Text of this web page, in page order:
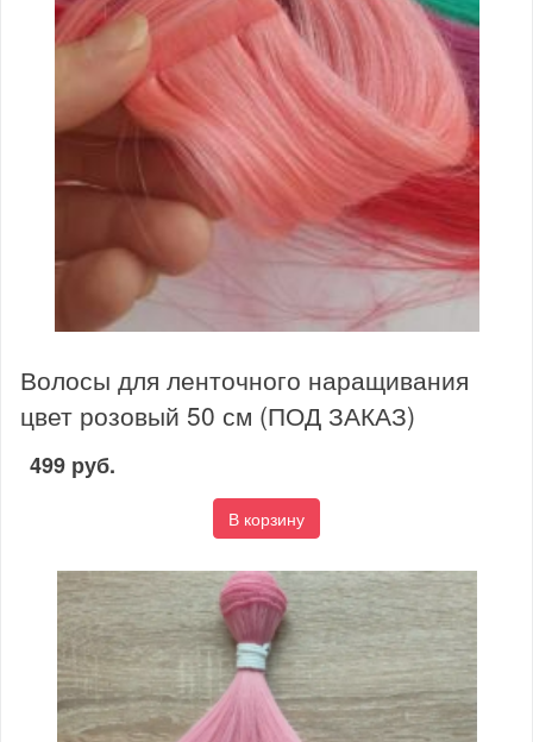
Волосы для ленточного наращивания
цвет розовый 50 см (ПОД ЗАКАЗ)
499 руб.
В корзину